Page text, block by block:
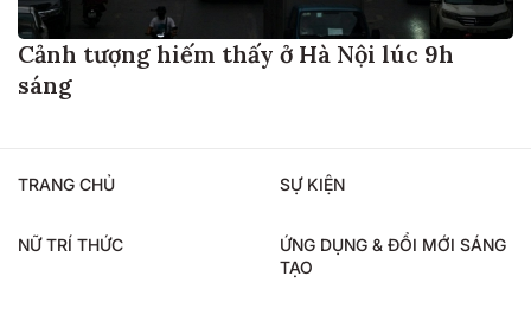
Cảnh tượng hiếm thấy ở Hà Nội lúc 9h
sáng
TRANG CHỦ SỰ KIỆN
NỮ TRÍ THỨC
ỨNG DỤNG & ĐỔI MỚI SÁNG
TẠO